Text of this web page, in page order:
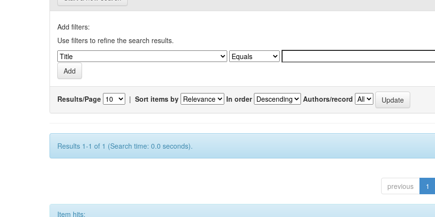
Add filters:
Use filters to refine the search results.
Results/Page | Sort items by In order Authors/record
Results 1-1 of 1 (Search time: 0.0 seconds).
previous 1
Item hits: